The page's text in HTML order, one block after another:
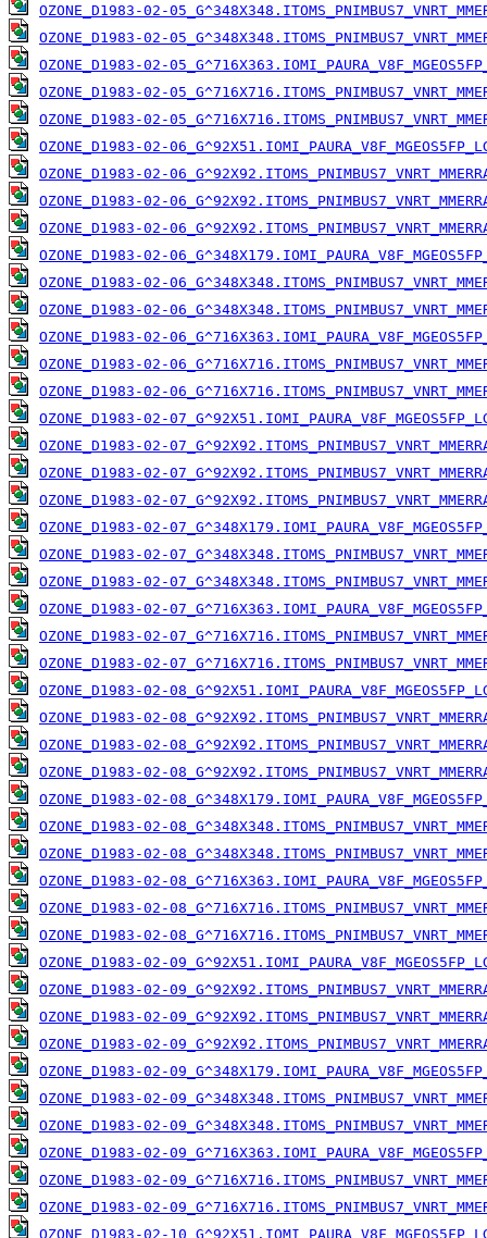
OZONE_D1983-02-
OZONE_D1983-02-
OZONE_D1983-02-
OZONE_D1983-02-
OZONE_D1983-02-
OZONE_D1983-02-
OZONE_D1983-02-
OZONE_D1983-02-
OZONE_D1983-02-
OZONE_D1983-02-
OZONE_D1983-02-
OZONE_D1983-02-
OZONE_D1983-02-
OZONE_D1983-02-
OZONE_D1983-02-
OZONE_D1983-02-
OZONE_D1983-02-
OZONE_D1983-02-
OZONE_D1983-02-
OZONE_D1983-02-
OZONE_D1983-02-
OZONE_D1983-02-
OZONE_D1983-02-
OZONE_D1983-02-
OZONE_D1983-02-
OZONE_D1983-02-
OZONE_D1983-02-
OZONE_D1983-02-
OZONE_D1983-02-
OZONE_D1983-02-
OZONE_D1983-02-
OZONE_D1983-02-
OZONE_D1983-02-
OZONE_D1983-02-
OZONE_D1983-02-
OZONE_D1983-02-
OZONE_D1983-02-
OZONE_D1983-02-
OZONE_D1983-02-
OZONE_D1983-02-
OZONE_D1983-02-
OZONE_D1983-02-
OZONE_D1983-02-
OZONE_D1983-02-
OZONE_D1983-02-
OZONE_D1983-02-